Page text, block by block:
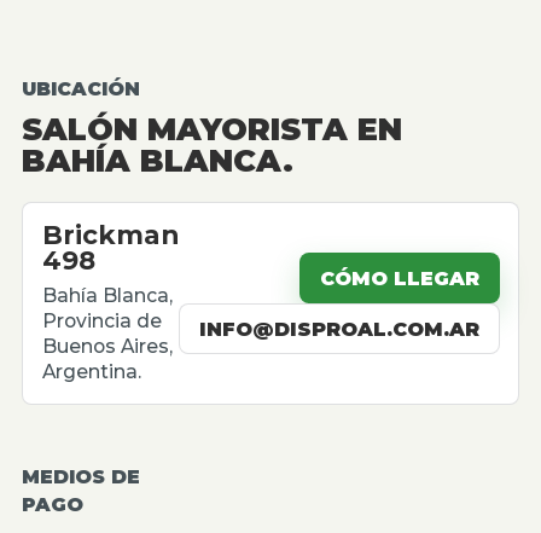
UBICACIÓN
SALÓN MAYORISTA EN
BAHÍA BLANCA.
Brickman
498
Bahía Blanca,
Provincia de
Buenos Aires,
Argentina.
CÓMO LLEGAR
INFO@DISPROAL.COM.AR
MEDIOS DE
PAGO